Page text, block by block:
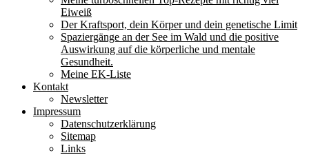
Eiweiß
Der Kraftsport, dein Körper und dein genetische Limit
Spaziergänge an der See im Wald und die positive
Auswirkung auf die körperliche und mentale
Gesundheit.
Meine EK-Liste
Kontakt
Newsletter
Impressum
Datenschutzerklärung
Sitemap
Links